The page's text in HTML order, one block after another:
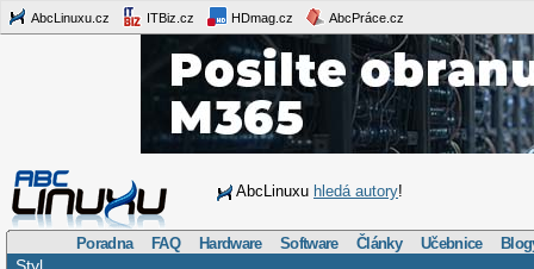
AbcLinuxu.cz ITBiz.cz HDmag.cz AbcPráce.cz
AbcLinuxu hledá autory!
Poradna FAQ Hardware Software Články Učebnice